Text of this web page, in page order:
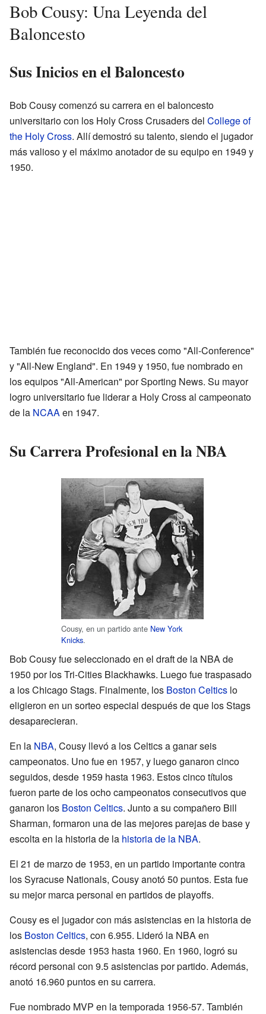
Bob Cousy: Una Leyenda del
Baloncesto
Sus Inicios en el Baloncesto
Bob Cousy comenzó su carrera en el baloncesto
universitario con los Holy Cross Crusaders del College of
the Holy Cross. Allí demostró su talento, siendo el jugador
más valioso y el máximo anotador de su equipo en 1949 y
1950.
También fue reconocido dos veces como "All-Conference"
y "All-New England". En 1949 y 1950, fue nombrado en
los equipos "All-American" por Sporting News. Su mayor
logro universitario fue liderar a Holy Cross al campeonato
de la NCAAen 1947.
Su Carrera Profesional en la NBA
Cousy, en un partido ante New York
Knicks.
Bob Cousy fue seleccionado en el draft de la NBA de
1950 por los Tri-Cities Blackhawks. Luego fue traspasado
a los Chicago Stags. Finalmente, los Boston Celtics lo
eligieron en un sorteo especial después de que los Stags
desaparecieran.
En la NBA, Cousy llevó a los Celtics a ganar seis
campeonatos. Uno fue en 1957, y luego ganaron cinco
seguidos, desde 1959 hasta 1963. Estos cinco títulos
fueron parte de los ocho campeonatos consecutivos que
ganaron los Boston Celtics. Junto a su compañero Bill
Sharman, formaron una de las mejores parejas de base y
escolta en la historia de la historia de la NBA.
El 21 de marzo de 1953, en un partido importante contra
los Syracuse Nationals, Cousy anotó 50 puntos. Esta fue
su mejor marca personal en partidos de playoffs.
Cousy es el jugador con más asistencias en la historia de
los Boston Celtics, con 6.955. Lideró la NBA en
asistencias desde 1953 hasta 1960. En 1960, logró su
récord personal con 9.5 asistencias por partido. Además,
anotó 16.960 puntos en su carrera.
Fue nombrado MVP en la temporada 1956-57. También